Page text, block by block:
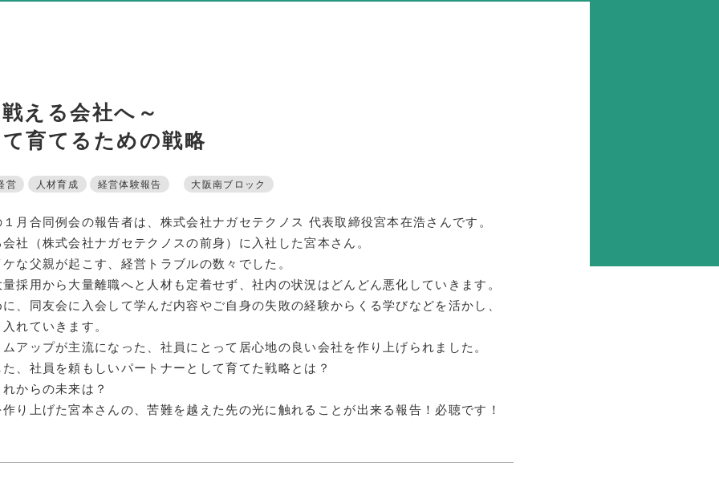
支部活動
同友会の地域づくり
SDGS
産官学連携
障がい者雇用
地域経済
キャリア教育
える会社へ～
育てるための戦略
営 人材育成 経営体験報告 大阪南ブロック
月合同例会の報告者は、株式会社ナガセテクノス 代表取締役宮本在浩さんです。
社（株式会社ナガセテクノスの前身）に入社した宮本さん。
な父親が起こす、経営トラブルの数々でした。
採用から大量離職へと人材も定着せず、社内の状況はどんどん悪化していきます。
、同友会に入会して学んだ内容やご自身の失敗の経験からくる学びなどを活かし、
れていきます。
アップが主流になった、社員にとって居心地の良い会社を作り上げられました。
、社員を頼もしいパートナーとして育てた戦略とは？
からの未来は？
り上げた宮本さんの、苦難を越えた先の光に触れることが出来る報告！必聴です！